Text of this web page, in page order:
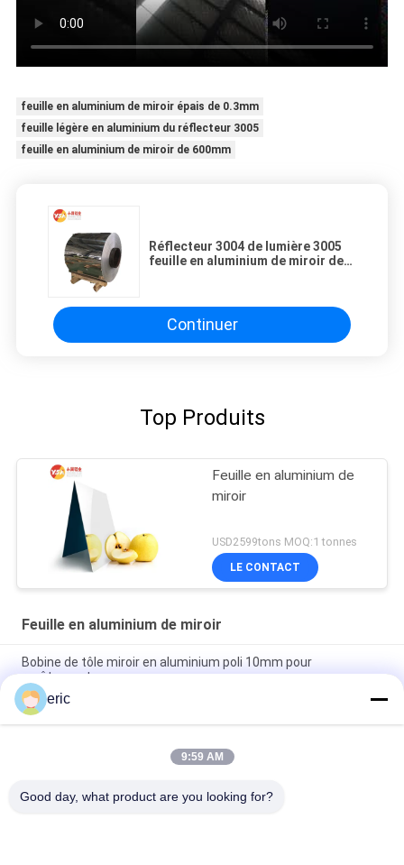
feuille en aluminium de miroir épais de 0.3mm
feuille légère en aluminium du réflecteur 3005
feuille en aluminium de miroir de 600mm
Réflecteur 3004 de lumière 3005
feuille en aluminium de miroir de
Continuer
Top Produits
Feuille en aluminium de
miroir
USD2599tons MOQ:1 tonnes
LE CONTACT
Feuille en aluminium de miroir
Bobine de tôle miroir en aluminium poli 10mm pour
revêtement
Bobine d'aluminium poli 1050 1060 3003 Rouleau de tôle
d'aluminium miroir pour la décoration de plafond architectural
La feuille en aluminium de grande taille de finition de miroir a
eric
9:59 AM
Good day, what product are you looking for?